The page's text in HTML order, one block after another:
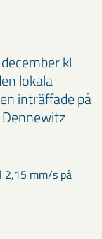
kl
lokala
inträffade på
2,15 mm/s på